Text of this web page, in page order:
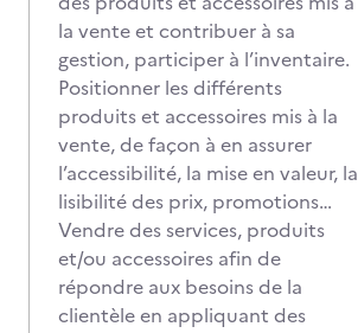
la vente et contribuer à sa
gestion, participer à l’inventaire.
Positionner les différents
produits et accessoires mis à la
vente, de façon à en assurer
l’accessibilité, la mise en valeur, la
lisibilité des prix, promotions…
Vendre des services, produits
et/ou accessoires afin de
répondre aux besoins de la
clientèle en appliquant des